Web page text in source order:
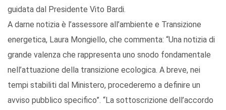
guidata dal Presidente Vito Bardi.
A darne notizia è l’assessore all’ambiente e Transizione
energetica, Laura Mongiello, che commenta: “Una notizia di
grande valenza che rappresenta uno snodo fondamentale
nell’attuazione della transizione ecologica. A breve, nei
tempi stabiliti dal Ministero, procederemo a definire un
avviso pubblico specifico”. “La sottoscrizione dell’accordo